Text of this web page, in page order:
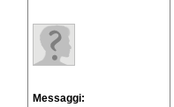
Messaggi